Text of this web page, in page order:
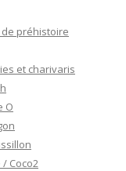
préhistoire
et charivaris
O
Coco2